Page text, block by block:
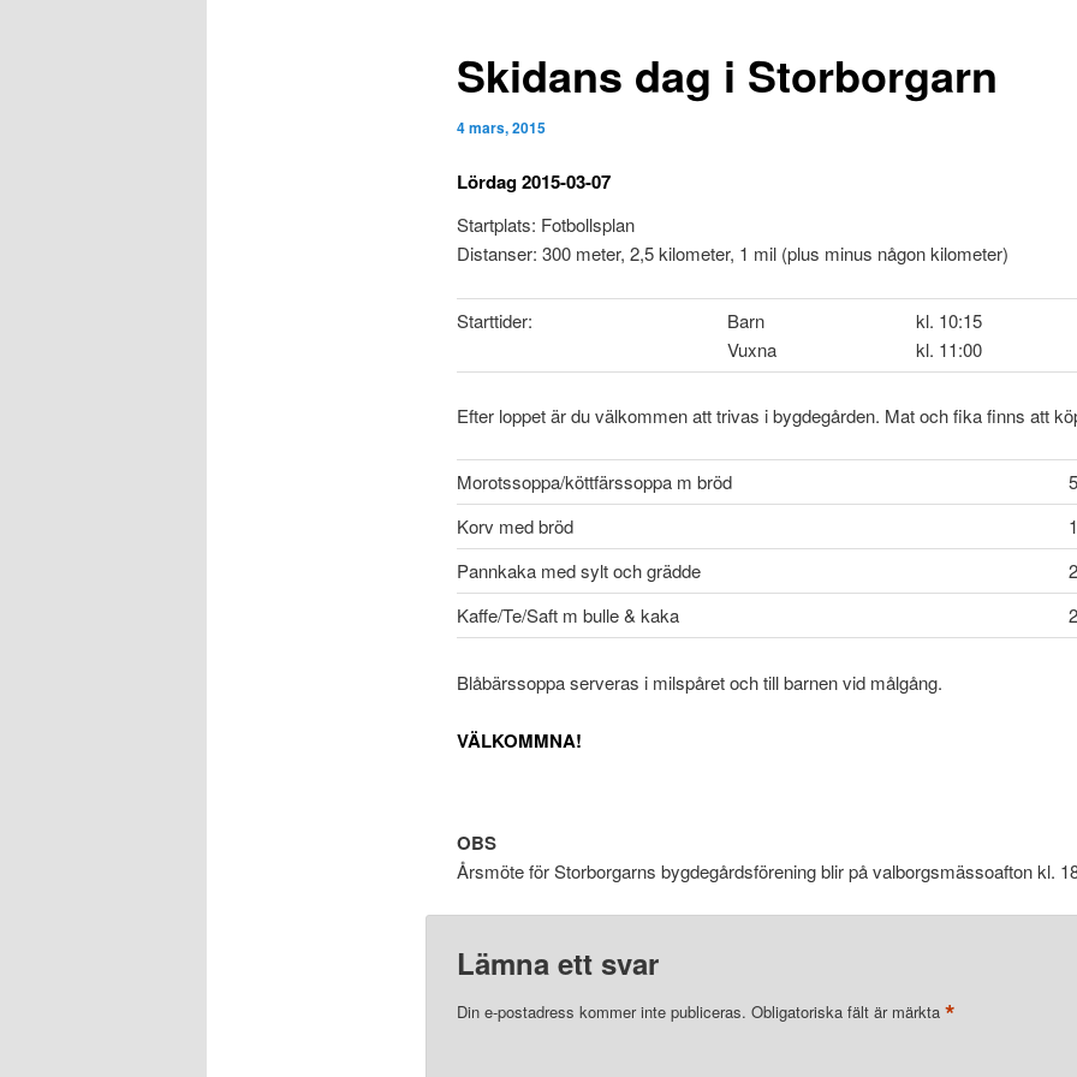
Skidans dag i Storborgarn
4 mars, 2015
Lördag 2015-03-07
Startplats: Fotbollsplan
Distanser: 300 meter, 2,5 kilometer, 1 mil (plus minus någon kilometer)
Starttider:
Barn
Vuxna
kl. 10:15
kl. 11:00
Efter loppet är du välkommen att trivas i bygdegården. Mat och fika finns att
Morotssoppa/köttfärssoppa m bröd
Korv med bröd
Pannkaka med sylt och grädde
Kaffe/Te/Saft m bulle & kaka
Blåbärssoppa serveras i milspåret och till barnen vid målgång.
VÄLKOMMNA!
OBS
Årsmöte för Storborgarns bygdegårdsförening blir på valborgsmässoafton kl.
Lämna ett svar
Din e-postadress kommer inte publiceras. Obligatoriska fält är märkta *